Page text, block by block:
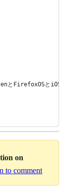
とFirefoxOSとiOSな
on
to comment